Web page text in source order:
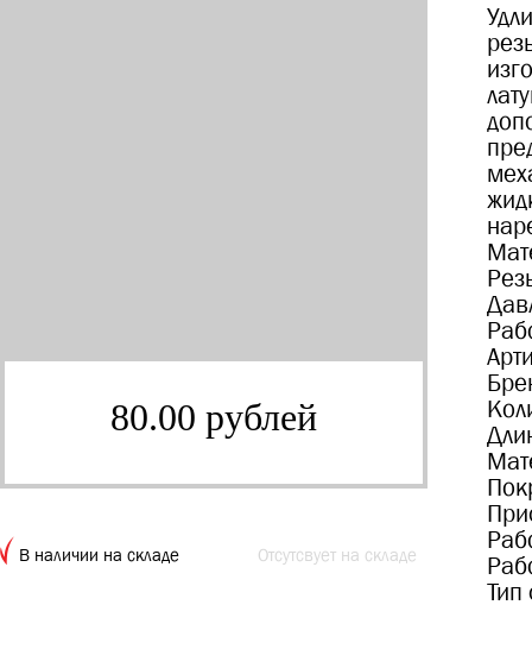
80.00 рублей
В наличии на складе Отсутсвует на складе